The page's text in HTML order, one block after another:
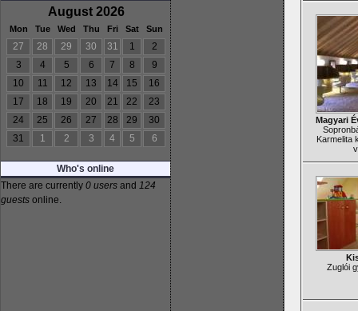
August 2026
Mon Tue Wed Thu Fri Sat Sun
27 28 29 30 31 1
2
3
4 5 6 7 8
9
10
11 12 13 14 15
16
17
18 19 20 21 22
23
24
25 26 27 28 29
30
31
1 2 3 4 5 6
Who's online
There are currently 0 users and 124
guests online.
Magyari
Karmelita
Zuglói